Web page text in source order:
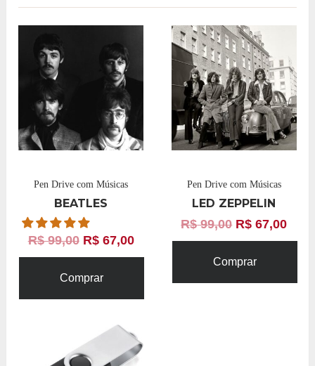
Pen Drive com Músicas
BEATLES
R$99,00 R$67,00
Comprar
Pen Drive com Músicas
LED ZEPPELIN
R$99,00 R$ 67,00
Comprar